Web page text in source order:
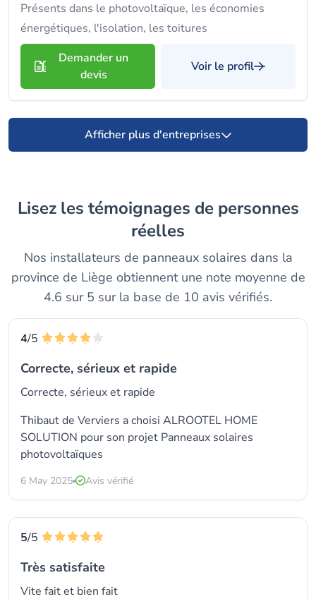
Présents dans le photovoltaïque, les économies
énergétiques, l'isolation, les toitures
Demander un
devis
Voir le profil
Afficher plus d'entreprises
Lisez les témoignages de personnes
réelles
Nos installateurs de panneaux solaires dans la
province de Liège obtiennent une note moyenne de
4.6 sur 5 sur la base de 10 avis vérifiés.
4/5
Correcte, sérieux et rapide
Correcte, sérieux et rapide
Thibaut de Verviers a choisi ALROOTEL HOME
SOLUTION pour son projet Panneaux solaires
photovoltaïques
6 May 2025 Avis vérifié
5/5
Très satisfaite
Vite fait et bien fait